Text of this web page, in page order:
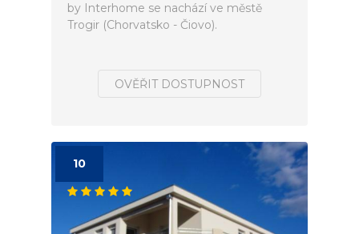
by Interhome se nachází ve městě
Trogir (Chorvatsko - Čiovo).
OVĚŘIT DOSTUPNOST
10